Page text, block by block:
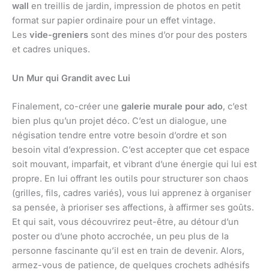
wall en treillis de jardin, impression de photos en petit
format sur papier ordinaire pour un effet vintage.
Les vide-greniers sont des mines d’or pour des posters
et cadres uniques.
Un Mur qui Grandit avec Lui
Finalement, co-créer une galerie murale pour ado, c’est
bien plus qu’un projet déco. C’est un dialogue, une
négisation tendre entre votre besoin d’ordre et son
besoin vital d’expression. C’est accepter que cet espace
soit mouvant, imparfait, et vibrant d’une énergie qui lui est
propre. En lui offrant les outils pour structurer son chaos
(grilles, fils, cadres variés), vous lui apprenez à organiser
sa pensée, à prioriser ses affections, à affirmer ses goûts.
Et qui sait, vous découvrirez peut-être, au détour d’un
poster ou d’une photo accrochée, un peu plus de la
personne fascinante qu’il est en train de devenir. Alors,
armez-vous de patience, de quelques crochets adhésifs